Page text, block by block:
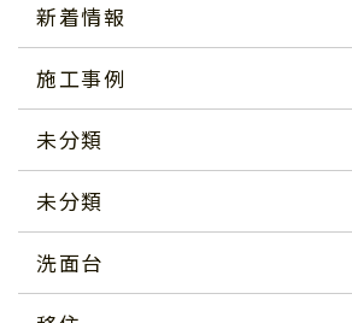
新着情報
施工事例
未分類
未分類
洗面台